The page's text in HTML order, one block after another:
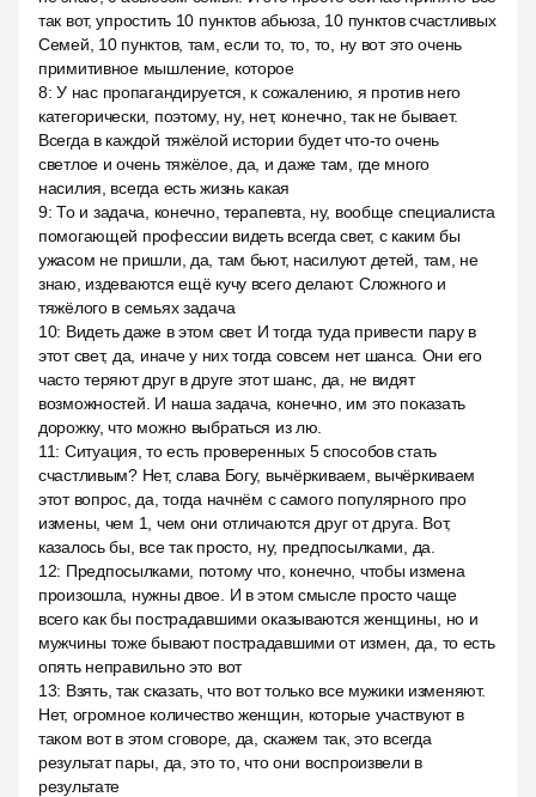
так вот, упростить 10 пунктов абьюза, 10 пунктов счастливых
Семей, 10 пунктов, там, если то, то, то, ну вот это очень
примитивное мышление, которое
8:У нас пропагандируется, к сожалению, я против него
категорически, поэтому, ну, нет, конечно, так не бывает.
Всегда в каждой тяжёлой истории будет что-то очень
светлое и очень тяжёлое, да, и даже там, где много
насилия, всегда есть жизнь какая
9:То и задача, конечно, терапевта, ну, вообще специалиста
помогающей профессии видеть всегда свет, с каким бы
ужасом не пришли, да, там бьют, насилуют детей, там, не
знаю, издеваются ещё кучу всего делают. Сложного и
тяжёлого в семьях задача
10: Видеть даже в этом свет. И тогда туда привести пару в
этот свет, да, иначе у них тогда совсем нет шанса. Они его
часто теряют друг в друге этот шанс, да, не видят
возможностей. И наша задача, конечно, им это показать
дорожку, что можно выбраться из лю.
11: Ситуация, то есть проверенных 5 способов стать
счастливым? Нет, слава Богу, вычёркиваем, вычёркиваем
этот вопрос, да, тогда начнём с самого популярного про
измены, чем 1, чем они отличаются друг от друга. Вот,
казалось бы, все так просто, ну, предпосылками, да.
12: Предпосылками, потому что, конечно, чтобы измена
произошла, нужны двое. И в этом смысле просто чаще
всего как бы пострадавшими оказываются женщины, но и
мужчины тоже бывают пострадавшими от измен, да, то есть
опять неправильно это вот
13: Взять, так сказать, что вот только все мужики изменяют.
Нет, огромное количество женщин, которые участвуют в
таком вот в этом сговоре, да, скажем так, это всегда
результат пары, да, это то, что они воспроизвели в
результате